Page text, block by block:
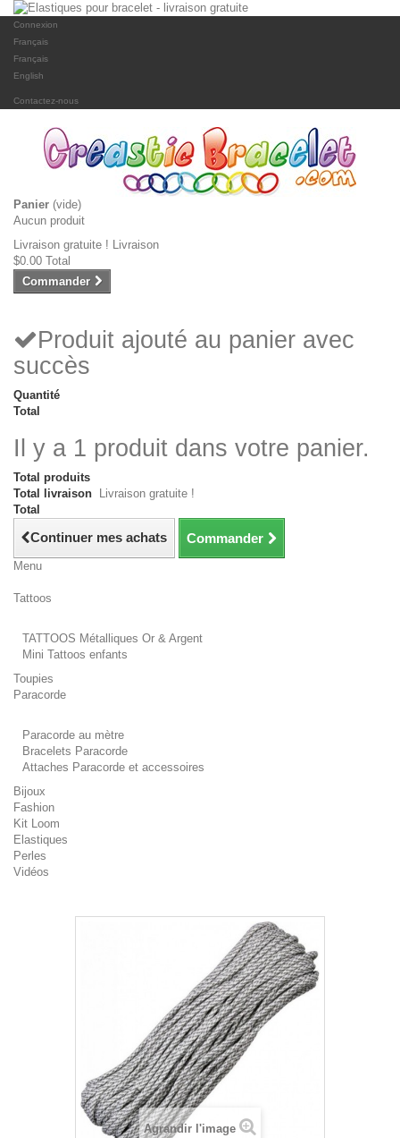
Connexion
Français
Français
English
Contactez-nous
Panier (vide)
Aucun produit
Livraison gratuite ! Livraison
$0.00 Total
Commander
Produit ajouté au panier avec
succès
Quantité
Total
Il y a 1 produit dans votre panier.
Total produits
Total livraison
Livraison gratuite !
Total
Continuer mes achats Commander
Menu
Tattoos
TATTOOS Métalliques Or & Argent
Mini Tattoos enfants
Toupies
Paracorde
Paracorde au mètre
Bracelets Paracorde
Attaches Paracorde et accessoires
Bijoux
Fashion
Kit Loom
Elastiques
Perles
Vidéos
Agrandir l'image